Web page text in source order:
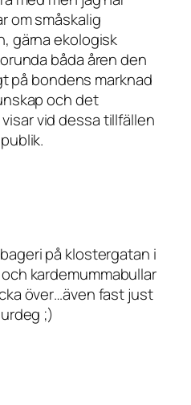
om småskalig
gärna ekologisk
båda åren den
på bondens marknad
och det
vid dessa tillfällen
på klostergatan i
kardemummabullar
över…även fast just
;)